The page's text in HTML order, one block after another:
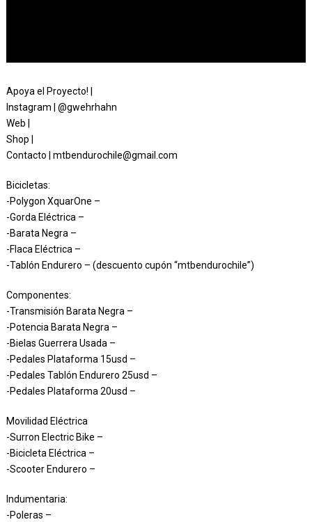
Apoya el Proyecto! |
Instagram | @gwehrhahn
Web |
Shop |
Contacto | mtbendurochile@gmail.com
Bicicletas:
-Polygon XquarOne –
-Gorda Eléctrica –
-Barata Negra –
-Flaca Eléctrica –
-Tablón Endurero – (descuento cupón “mtbendurochile”)
Componentes:
-Transmisión Barata Negra –
-Potencia Barata Negra –
-Bielas Guerrera Usada –
-Pedales Plataforma 15usd –
-Pedales Tablón Endurero 25usd –
-Pedales Plataforma 20usd –
Movilidad Eléctrica
-Surron Electric Bike –
-Bicicleta Eléctrica –
-Scooter Endurero –
Indumentaria:
-Poleras –